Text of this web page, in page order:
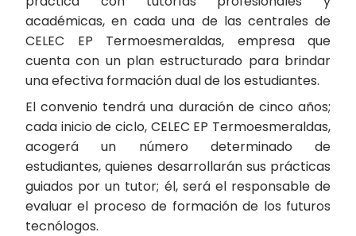
académicas, en cada una de las centrales de
CELEC EP Termoesmeraldas, empresa que
cuenta con un plan estructurado para brindar
una efectiva formación dual de los estudiantes.
El convenio tendrá una duración de cinco años;
cada inicio de ciclo, CELEC EP Termoesmeraldas,
acogerá un número determinado de
estudiantes, quienes desarrollarán sus prácticas
guiados por un tutor; él, será el responsable de
evaluar el proceso de formación de los futuros
tecnólogos.